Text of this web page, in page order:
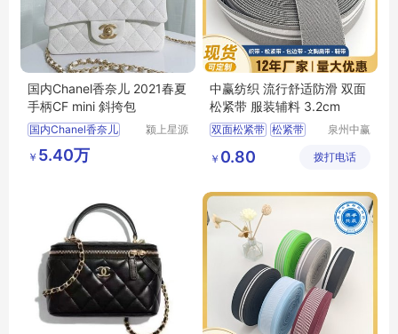
国内Chanel香奈儿 2021春夏
手柄CF mini 斜挎包
国内Chanel香奈儿
颍上星源
￥ 5.40万
中赢纺织 流行舒适防滑 双面
松紧带 服装辅料 3.2cm
双面松紧带 松紧带
流行舒适防滑
泉州中赢
有限公司
￥ 0.80 拨打电话